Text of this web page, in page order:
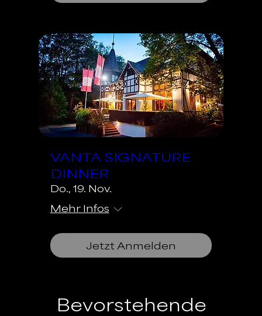
VANTA SIGNATURE
DINNER
Do., 19. Nov.
Mehr Infos
Jetzt Anmelden
Bevorstehende